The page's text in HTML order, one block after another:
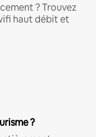
? Trouvez
haut débit et
?